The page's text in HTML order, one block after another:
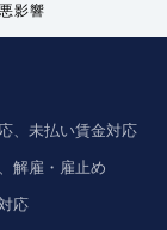
影響
、未払い賃金対応
解雇・雇止め
応